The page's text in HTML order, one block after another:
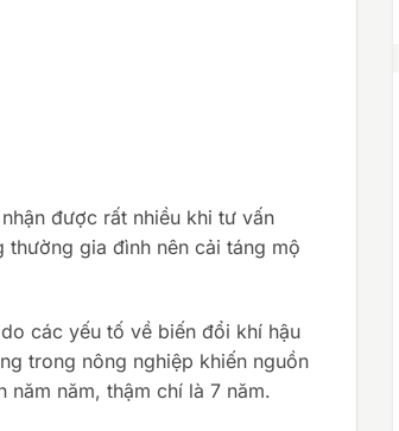
được rất nhiều khi tư vấn
gia đình nên cải táng mộ
các yếu tố về biến đổi khí hậu
trong nông nghiệp khiến nguồn
năm, thậm chí là 7 năm.